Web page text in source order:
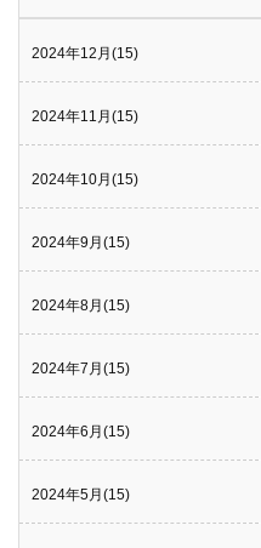
2024年12月(15)
2024年11月(15)
2024年10月(15)
2024年9月(15)
2024年8月(15)
2024年7月(15)
2024年6月(15)
2024年5月(15)